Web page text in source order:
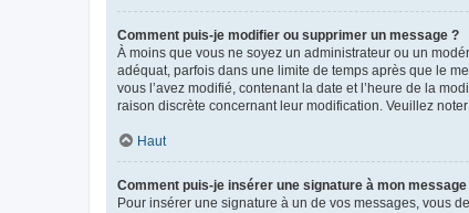
Comment puis-je modifier ou supprimer un message ?
À moins que vous ne soyez un administrateur ou un
adéquat, parfois dans une limite de temps après que le
vous l’avez modifié, contenant la date et l’heure de la
raison discrète concernant leur modification. Veuillez
Haut
Comment puis-je insérer une signature à mon message
Pour insérer une signature à un de vos messages, vous